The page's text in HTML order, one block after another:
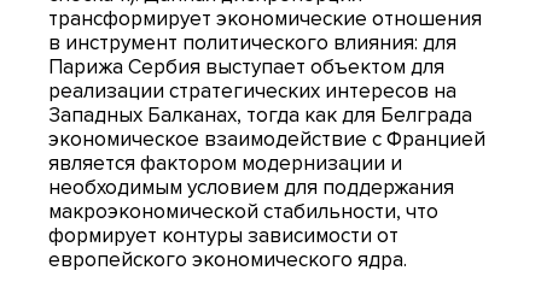
трансформирует экономические отношения
в инструмент политического влияния: для
Парижа Сербия выступает объектом для
реализации стратегических интересов на
Западных Балканах, тогда как для Белграда
экономическое взаимодействие с Францией
является фактором модернизации и
необходимым условием для поддержания
макроэкономической стабильности, что
формирует контуры зависимости от
европейского экономического ядра.